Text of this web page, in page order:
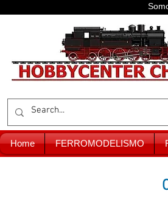
Home FERROMODELISMO